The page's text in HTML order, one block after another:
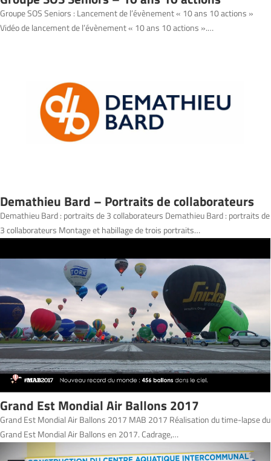
Groupe SOS Seniors : Lancement de l’évènement « 10 ans 10 actions »
Vidéo de lancement de l’évènement « 10 ans 10 actions ».…
Demathieu Bard – Portraits de collaborateurs
Demathieu Bard : portraits de 3 collaborateurs Demathieu Bard : portraits de
3 collaborateurs Montage et habillage de trois portraits…
Grand Est Mondial Air Ballons 2017
Grand Est Mondial Air Ballons 2017 MAB 2017 Réalisation du time-lapse du
Grand Est Mondial Air Ballons en 2017. Cadrage,…